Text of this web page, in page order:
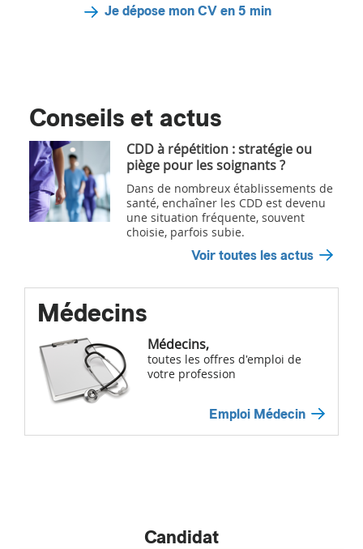
Je dépose mon CV en 5 min
Conseils et actus
CDD à répétition : stratégie ou
piège pour les soignants ?
Dans de nombreux établissements de
santé, enchaîner les CDD est devenu
une situation fréquente, souvent
choisie, parfois subie.
Voir toutes les actus
Médecins
Médecins,
toutes les offres d'emploi de
votre profession
Emploi Médecin
Candidat